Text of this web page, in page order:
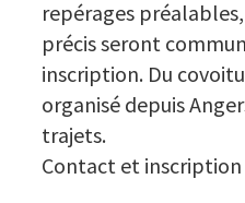
repérages
précis seront
inscription. Du
organisé depuis
trajets.
Contact et inscription